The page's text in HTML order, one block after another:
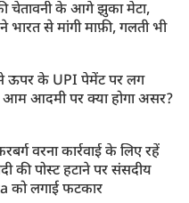
चेतावनी के आगे झुका मेटा,
भारत से मांगी माफ़ी, गलती भी
ऊपर के UPI पेमेंट पर लग
आम आदमी पर क्या होगा असर?
वरना कार्रवाई के लिए रहें
की पोस्ट हटाने पर संसदीय
को लगाई फटकार